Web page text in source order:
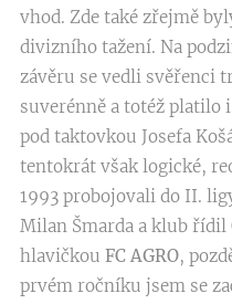
vhod. Zde také zřejmě
divizního tažení. Na
závěru se vedli svěřenci
suverénně a totéž platilo
pod taktovkou Josefa
tentokrát však logické,
1993 probojovali do II.
Milan Šmarda a klub řídil
hlavičkou FC AGRO,
prvém ročníku jsem se